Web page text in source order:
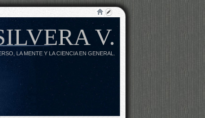
V.
LA MENTE Y LA CIENCIA EN GENERAL.